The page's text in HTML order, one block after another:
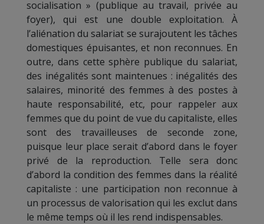
socialisation » (publique au travail, privée au
foyer), qui est une double exploitation. À
l’aliénation du salariat se surajoutent les tâches
domestiques épuisantes, et non reconnues. En
outre, dans cette sphère publique du salariat,
des inégalités sont maintenues : inégalités des
salaires, minorité des femmes à des postes à
haute responsabilité, etc, pour rappeler aux
femmes que du point de vue du capitaliste, elles
sont des travailleuses de seconde zone,
puisque leur place serait d’abord dans le foyer
privé de la reproduction. Telle sera donc
d’abord la condition des femmes dans la réalité
capitaliste : une participation non reconnue à
un processus de valorisation qui les exclut dans
le même temps où il les rend indispensables.